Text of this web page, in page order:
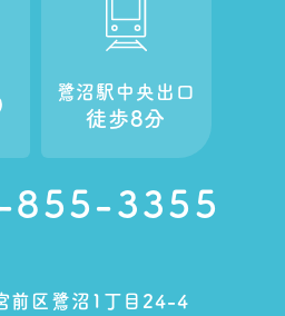
855-3355
鷺沼駅中央出口
徒歩8分
前区鷺沼1丁目24-4